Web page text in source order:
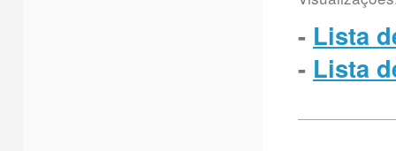
- Lista
- Lista